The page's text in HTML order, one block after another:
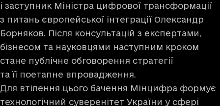
і заступник Міністра цифрової трансформації
з питань європейської інтеграції Олександр
Борняков. Після консультацій з експертами,
бізнесом та науковцями наступним кроком
стане публічне обговорення стратегії
та її поетапне впровадження.
Для втілення цього бачення Мінцифра формує
технологічний суверенітет України у сфері